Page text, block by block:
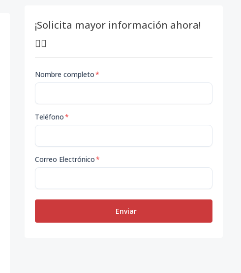
¡Solicita mayor información ahora!
👇🏽
Nombre completo*
Teléfono*
Correo Electrónico*
Enviar